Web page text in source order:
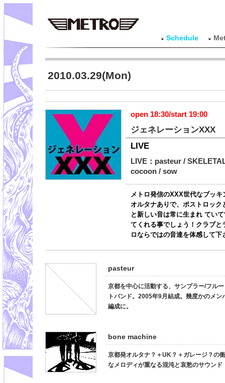
Schedule
2010.03.29(Mon)
open 18:30/start 19:00
ジェネレーションXXX
LIVE
LIVE：pasteur /
cocoon / sow
メトロ発信のXXX世代なブッ
オルタナありで、ポストロッ
と新しい音は常に生まれ てい
てくれる事でしょう！クラブ
ロならではの音達を体感して下
pasteur
京都を中心に活動する、サンプラー/フル
トバンド。2005年9月結成。幾度かのメ
編成に。
bone machine
京都発オルタナ？＋UK？＋ガレージ？の
なメロディが重なる混沌と哀愁のサウン